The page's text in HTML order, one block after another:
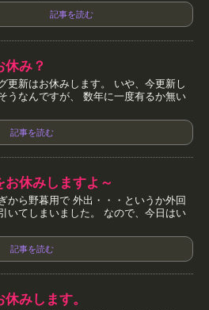
記事を読む
み？
更新はお休みします。 いや、今更新し
うなんですが、 数年に一度有るか無い
記事を読む
休みしますよ～
から野暮用で 外出・・・というか外回
いてしまいました。 なので、今日はい
記事を読む
みします。